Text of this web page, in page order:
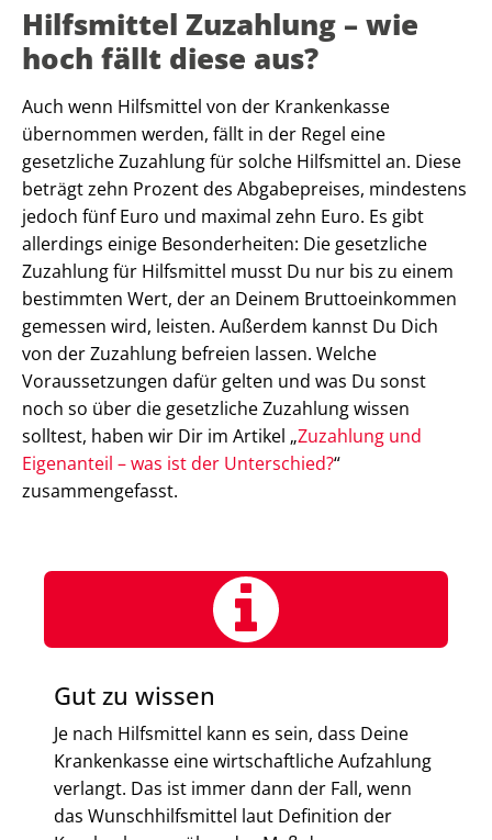
Hilfsmittel Zuzahlung – wie
hoch fällt diese aus?
Auch wenn Hilfsmittel von der Krankenkasse
übernommen werden, fällt in der Regel eine
gesetzliche Zuzahlung für solche Hilfsmittel an. Diese
beträgt zehn Prozent des Abgabepreises, mindestens
jedoch fünf Euro und maximal zehn Euro. Es gibt
allerdings einige Besonderheiten: Die gesetzliche
Zuzahlung für Hilfsmittel musst Du nur bis zu einem
bestimmten Wert, der an Deinem Bruttoeinkommen
gemessen wird, leisten. Außerdem kannst Du Dich
von der Zuzahlung befreien lassen. Welche
Voraussetzungen dafür gelten und was Du sonst
noch so über die gesetzliche Zuzahlung wissen
solltest, haben wir Dir im Artikel „Zuzahlung und
Eigenanteil – was ist der Unterschied?“
zusammengefasst.
Gut zu wissen
Je nach Hilfsmittel kann es sein, dass Deine
Krankenkasse eine wirtschaftliche Aufzahlung
verlangt. Das ist immer dann der Fall, wenn
das Wunschhilfsmittel laut Definition der